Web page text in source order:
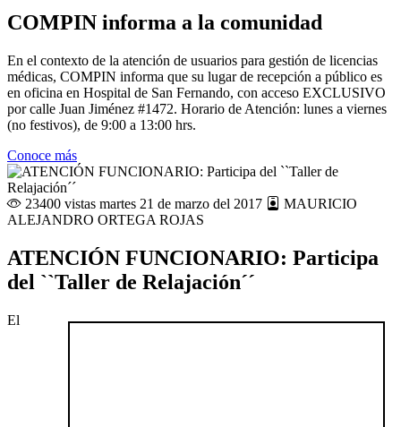
COMPIN informa a la comunidad
En el contexto de la atención de usuarios para gestión de licencias
médicas, COMPIN informa que su lugar de recepción a público es
en oficina en Hospital de San Fernando, con acceso EXCLUSIVO
por calle Juan Jiménez #1472. Horario de Atención: lunes a viernes
(no festivos), de 9:00 a 13:00 hrs.
Conoce más
23400 vistas martes 21 de marzo del 2017
MAURICIO
ALEJANDRO ORTEGA ROJAS
ATENCIÓN FUNCIONARIO: Participa
del ``Taller de Relajación´´
El